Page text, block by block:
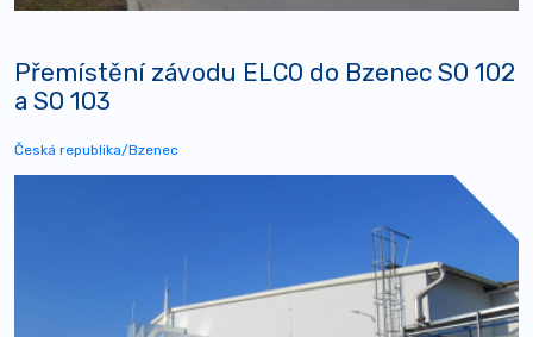
Přemístění závodu ELCO do Bzenec SO 102
a SO 103
Česká republika/Bzenec